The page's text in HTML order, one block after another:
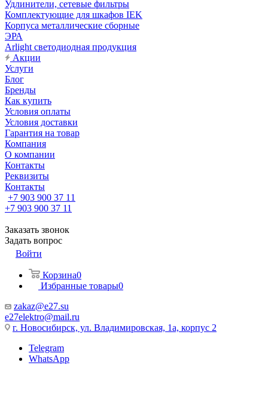
Удлинители, сетевые фильтры
Комплектующие для шкафов IEK
Корпуса металлические сборные
ЭРА
Arlight светодиодная продукция
Акции
Услуги
Блог
Бренды
Как купить
Условия оплаты
Условия доставки
Гарантия на товар
Компания
О компании
Контакты
Реквизиты
Контакты
+7 903 900 37 11
+7 903 900 37 11
Заказать звонок
Задать вопрос
Войти
Корзина0
Избранные товары0
zakaz@e27.su
e27elektro@mail.ru
г. Новосибирск, ул. Владимировская, 1а, корпус 2
Telegram
WhatsApp